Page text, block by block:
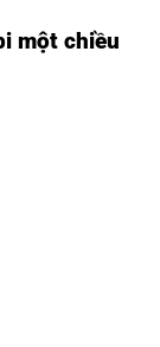
một chiều